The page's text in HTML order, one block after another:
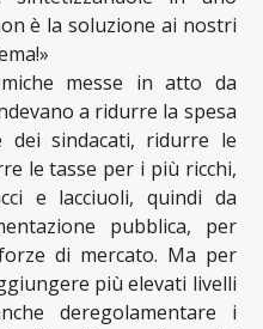
è la soluzione ai nostri
messe in atto da
a ridurre la spesa
sindacati, ridurre le
le tasse per i più ricchi,
e lacciuoli, quindi da
pubblica, per
di mercato. Ma per
più elevati livelli
deregolamentare i